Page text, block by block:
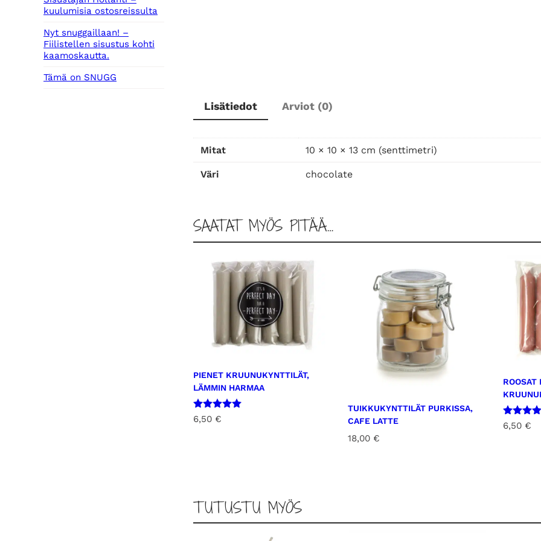
kuulumisia ostosreissulta
Nyt snuggaillaan! –
Fiilistellen sisustus kohti
kaamoskautta.
Tämä on SNUGG
k
h
Lisätiedot Arviot (0)
Mitat 10 × 10 × 13 cm (senttimetri)
Väri chocolate
SAATAT MYÖS PITÄÄ…
PIENET KRUUNUKYNTTILÄT,
LÄMMIN HARMAA
Arvostelu
tuotteesta:
6,50 €
TUIKKUKYNTTILÄT PURKISSA,
CAFE LATTE
18,00 €
ROOSAT
Arvostelu
6,50 €
TUTUSTU MYÖS